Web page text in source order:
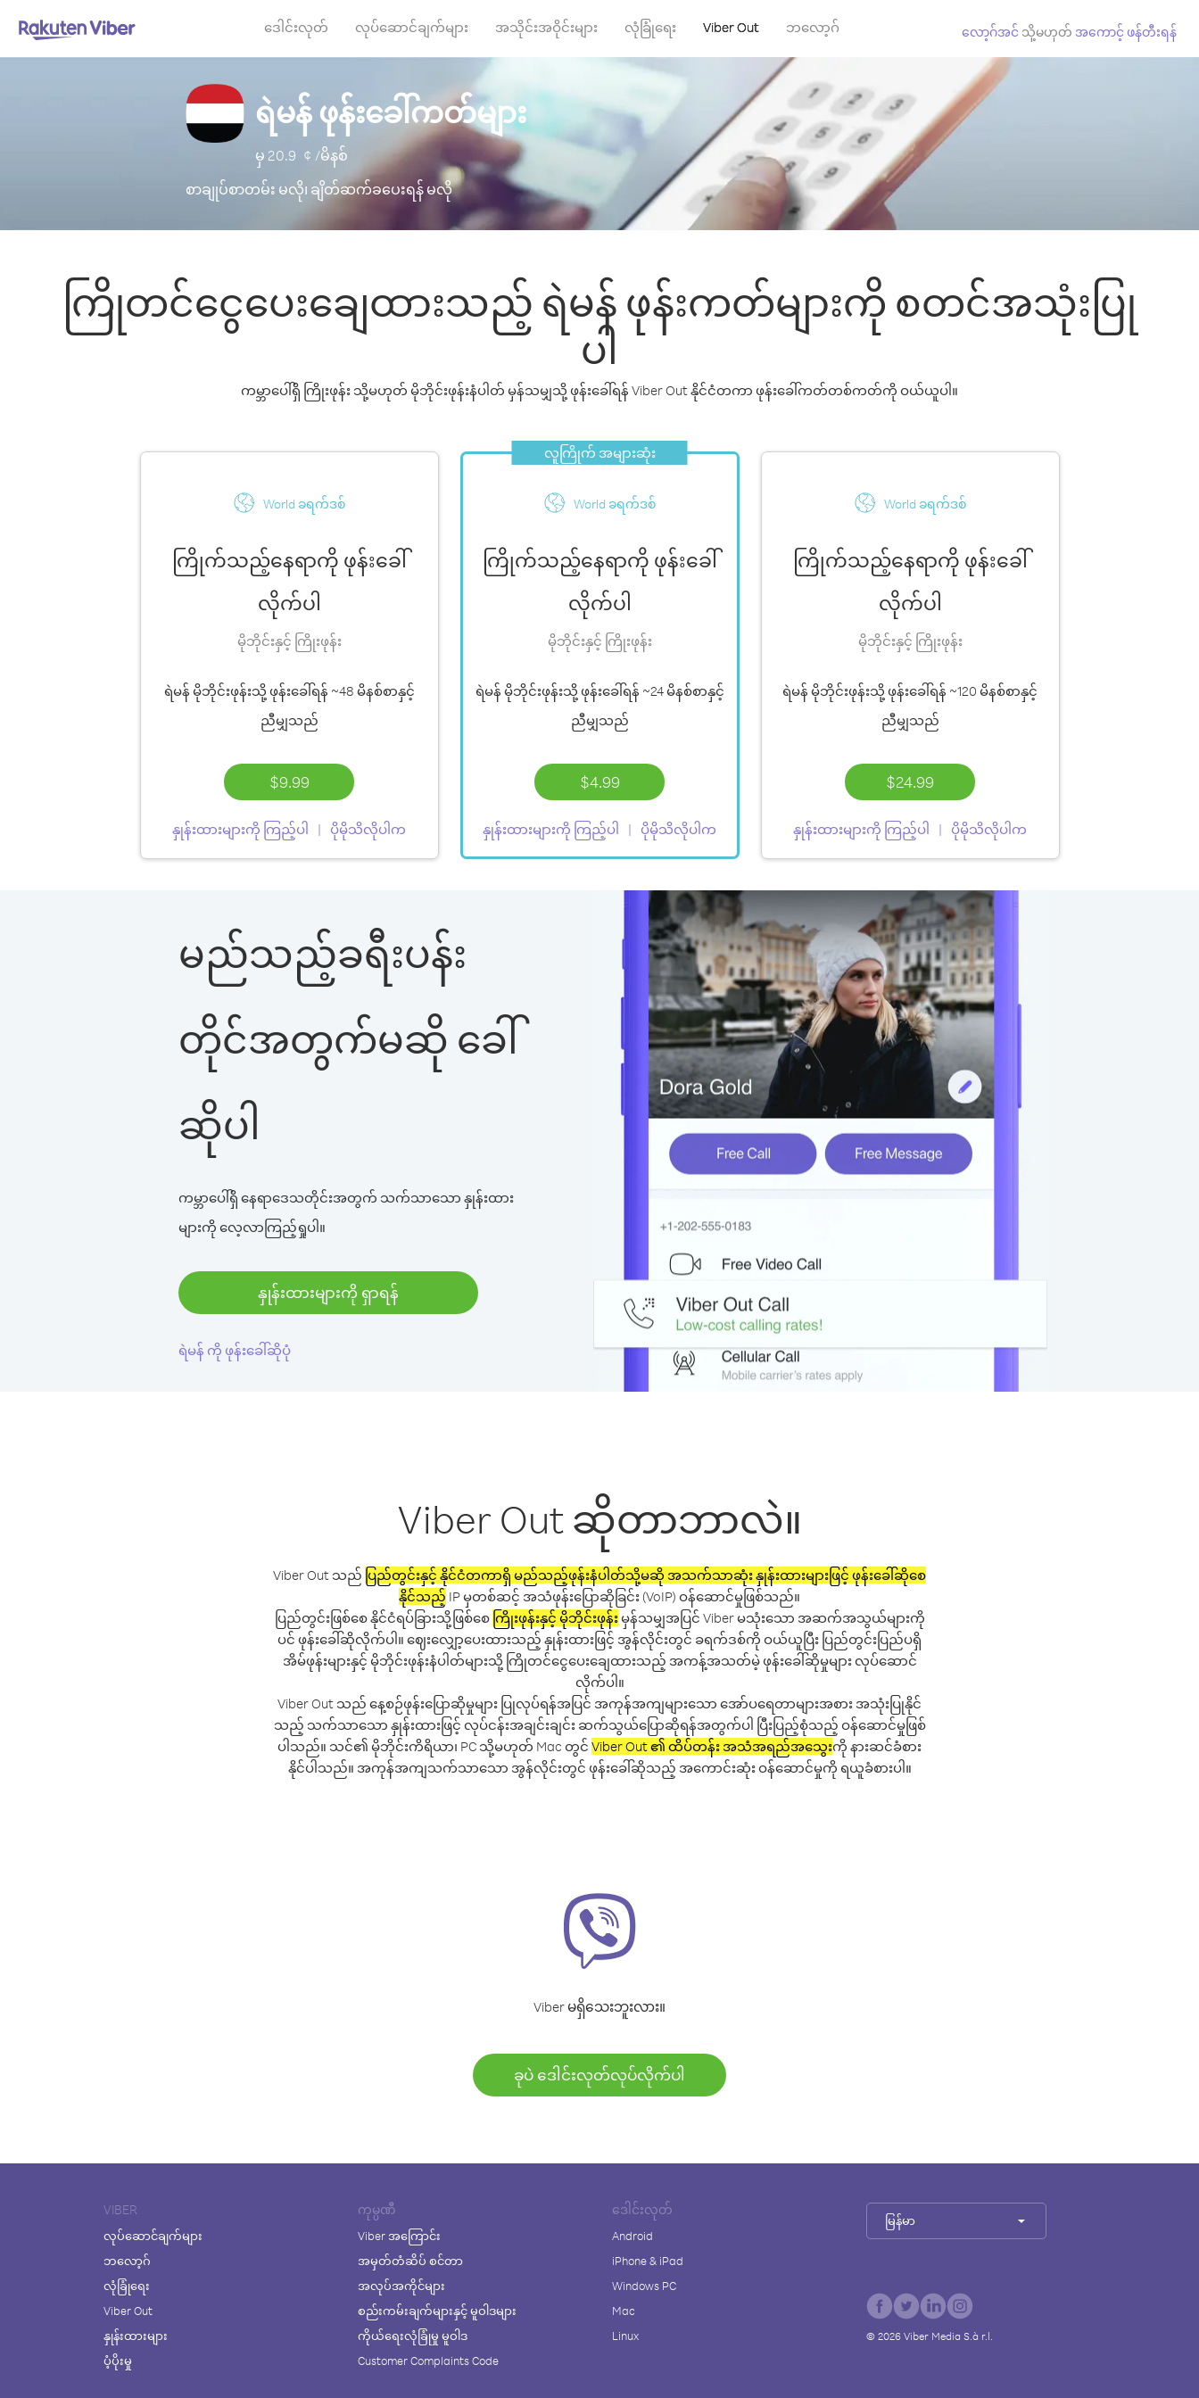
ဒေါင်းလုတ် လုပ်ဆောင်ချက်များ အသိုင်းအဝိုင်းများ လုံခြုံရေး Viber Out ဘလော့ဂ် လော့ဂ်အင် သို့မဟုတ် အကောင့် ဖန်တီးရန်
ရဲမန် ဖုန်းခေါ်ကတ်များ
မှ 20.9 ¢ /မိနစ်
စာချုပ်စာတမ်း မလို၊ ချိတ်ဆက်ခပေးရန် မလို
ကြိုတင်ငွေပေးချေထားသည့် ရဲမန် ဖုန်းကတ်များကို စတင်အသုံးပြု
ပါ
ကမ္ဘာပေါ်ရှိ ကြိုးဖုန်း သို့မဟုတ် မိုဘိုင်းဖုန်းနံပါတ် မှန်သမျှသို့ ဖုန်းခေါ်ရန် Viber Out နိုင်ငံတကာ ဖုန်းခေါ်ကတ်တစ်ကတ်ကို ဝယ်ယူပါ။
World ခရက်ဒစ်
ကြိုက်သည့်နေရာကို ဖုန်းခေါ်
လိုက်ပါ
မိုဘိုင်းနှင့် ကြိုးဖုန်း
ရဲမန် မိုဘိုင်းဖုန်းသို့ ဖုန်းခေါ်ရန် ~48 မိနစ်စာနှင့်
ညီမျှသည်
$9.99
နှုန်းထားများကို ကြည့်ပါ ပိုမိုသိလိုပါက
လူကြိုက် အများဆုံး
World ခရက်ဒစ်
ကြိုက်သည့်နေရာကို ဖုန်းခေါ်
လိုက်ပါ
မိုဘိုင်းနှင့် ကြိုးဖုန်း
ရဲမန် မိုဘိုင်းဖုန်းသို့ ဖုန်းခေါ်ရန် ~24 မိနစ်စာနှင့်
ညီမျှသည်
$4.99
နှုန်းထားများကို ကြည့်ပါ ပိုမိုသိလိုပါက
World ခရက်ဒစ်
ကြိုက်သည့်နေရာကို ဖုန်းခေါ်
လိုက်ပါ
မိုဘိုင်းနှင့် ကြိုးဖုန်း
ရဲမန် မိုဘိုင်းဖုန်းသို့ ဖုန်းခေါ်ရန် ~120 မိနစ်စာနှင့်
ညီမျှသည်
$24.99
နှုန်းထားများကို ကြည့်ပါ ပိုမိုသိလိုပါက
မည်သည့်ခရီးပန်း
တိုင်အတွက်မဆို ခေါ်
ဆိုပါ
ကမ္ဘာပေါ်ရှိ နေရာဒေသတိုင်းအတွက် သက်သာသော နှုန်းထား
များကို လေ့လာကြည့်ရှုပါ။
နှုန်းထားများကို ရှာရန်
ရဲမန် ကို ဖုန်းခေါ်ဆိုပုံ
Viber Out ဆိုတာဘာလဲ။
Viber Out သည် ပြည်တွင်းနှင့် နိုင်ငံတကာရှိ မည်သည့်ဖုန်းနံပါတ်သို့မဆို အသက်သာဆုံး နှုန်းထားများဖြင့် ဖုန်းခေါ်ဆိုစေ
နိုင်သည့် IP မှတစ်ဆင့် အသံဖုန်းပြောဆိုခြင်း (VoIP) ဝန်ဆောင်မှုဖြစ်သည်။
ပြည်တွင်းဖြစ်စေ နိုင်ငံရပ်ခြားသို့ဖြစ်စေ ကြိုးဖုန်းနှင့် မိုဘိုင်းဖုန်းမှန်သမျှအပြင် Viber မသုံးသော အဆက်အသွယ်များကို
ပင် ဖုန်းခေါ်ဆိုလိုက်ပါ။ ဈေးလျှော့ပေးထားသည့် နှုန်းထားဖြင့် အွန်လိုင်းတွင် ခရက်ဒစ်ကို ဝယ်ယူပြီး ပြည်တွင်းပြည်ပရှိ
အိမ်ဖုန်းများနှင့် မိုဘိုင်းဖုန်းနံပါတ်များသို့ ကြိုတင်ငွေပေးချေထားသည့် အကန့်အသတ်မဲ့ ဖုန်းခေါ်ဆိုမှုများ လုပ်ဆောင်
လိုက်ပါ။
Viber Out သည် နေ့စဉ်ဖုန်းပြောဆိုမှုများ ပြုလုပ်ရန်အပြင် အကုန်အကျများသော အော်ပရေတာများအစား အသုံးပြုနိုင်
သည့် သက်သာသော နှုန်းထားဖြင့် လုပ်ငန်းအချင်းချင်း ဆက်သွယ်ပြောဆိုရန်အတွက်ပါ ပြီးပြည့်စုံသည့် ဝန်ဆောင်မှုဖြစ်
ပါသည်။ သင်၏ မိုဘိုင်းကိရိယာ၊ PC သို့မဟုတ် Mac တွင် Viber Out ၏ ထိပ်တန်း အသံအရည်အသွေးကို နားဆင်ခံစား
နိုင်ပါသည်။ အကုန်အကျသက်သာသော အွန်လိုင်းတွင် ဖုန်းခေါ်ဆိုသည့် အကောင်းဆုံး ဝန်ဆောင်မှုကို ရယူခံစားပါ။
Viber မရှိသေးဘူးလား။
ခုပဲ ဒေါင်းလုတ်လုပ်လိုက်ပါ
VIBER
လုပ်ဆောင်ချက်များ
ဘလော့ဂ်
လုံခြုံရေး
Viber Out
နှုန်းထားများ
ပံ့ပိုးမှု
ကုမ္ပဏီ
Viber အကြောင်း
အမှတ်တံဆိပ် စင်တာ
အလုပ်အကိုင်များ
စည်းကမ်းချက်များနှင့် မူဝါဒများ
ကိုယ်ရေးလုံခြုံမှု မူဝါဒ
Customer Complaints Code
ဒေါင်းလုတ်
Android
iPhone & iPad
Windows PC
Mac
Linux
မြန်မာ
© 2026 Viber Media S.à r.l.